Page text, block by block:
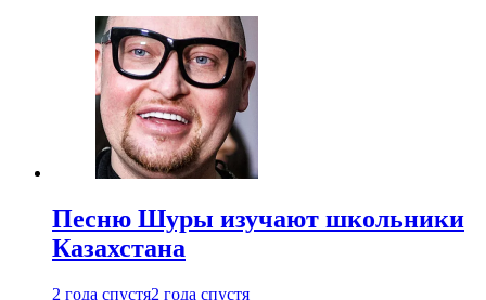
Песню Шуры изучают школьники
Казахстана
2 года спустя2 года спустя